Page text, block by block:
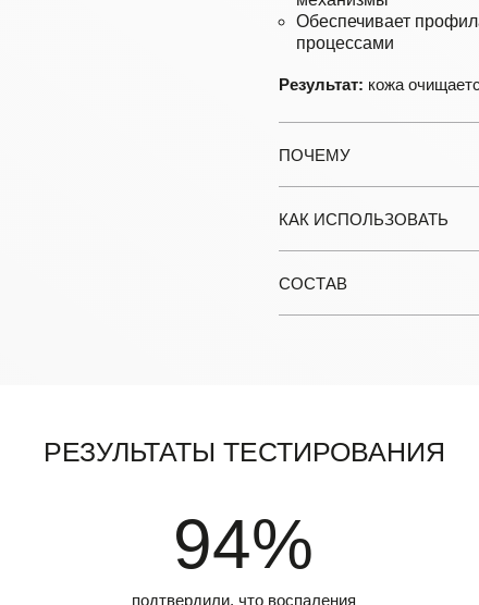
Обеспечивает
процессами
Результат: кожа
ПОЧЕМУ
КАК ИСПОЛЬЗОВАТЬ
СОСТАВ
Результаты тестирования
94%
подтвердили, что воспаления